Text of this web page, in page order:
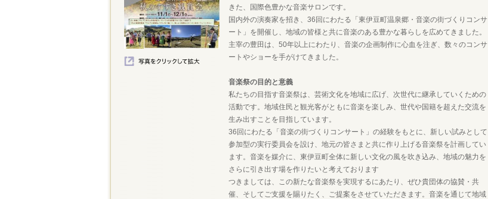
きた、国際色豊かな音楽サロンです。
国内外の演奏家を招き、36回にわたる「東伊豆町温泉郷・音楽の街づくりコンサ
ート」を開催し、地域の皆様と共に音楽のある豊かな暮らしを広めてきました。
主宰の豊田は、50年以上にわたり、音楽の企画制作に心血を注ぎ、数々のコンサ
ートやショーを手がけてきました。
音楽祭の目的と意義
私たちの目指す音楽祭は、芸術文化を地域に広げ、次世代に継承していくための
活動です。地域住民と観光客がともに音楽を楽しみ、世代や国籍を超えた交流を
生み出すことを目指しています。
36回にわたる「音楽の街づくりコンサート」の経験をもとに、新しい試みとして
参加型の実行委員会を設け、地元の皆さまと共に作り上げる音楽祭を計画してい
ます。音楽を媒介に、東伊豆町全体に新しい文化の風を吹き込み、地域の魅力を
さらに引き出す場を作りたいと考えております
つきましては、この新たな音楽祭を実現するにあたり、ぜひ貴団体の協賛・共
催、そしてご支援を賜りたく、ご提案をさせていただきます。音楽を通じて地域